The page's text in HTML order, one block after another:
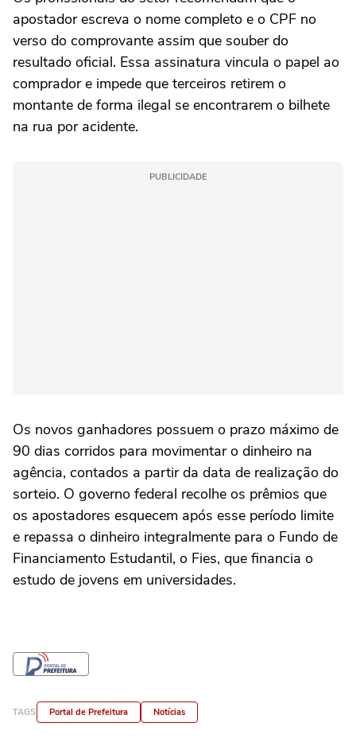
apostador escreva o nome completo e o CPF no
verso do comprovante assim que souber do
resultado oficial. Essa assinatura vincula o papel ao
comprador e impede que terceiros retirem o
montante de forma ilegal se encontrarem o bilhete
na rua por acidente.
PUBLICIDADE
Os novos ganhadores possuem o prazo máximo de
90 dias corridos para movimentar o dinheiro na
agência, contados a partir da data de realização do
sorteio. O governo federal recolhe os prêmios que
os apostadores esquecem após esse período limite
e repassa o dinheiro integralmente para o Fundo de
Financiamento Estudantil, o Fies, que financia o
estudo de jovens em universidades.
TAGS Portal de Prefeitura Notícias